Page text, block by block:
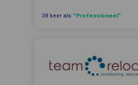
38 keer als "Professioneel"